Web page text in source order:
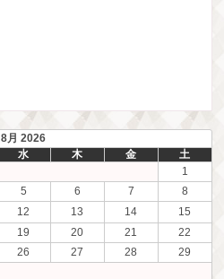
8月 2026
水 木 金 土
1
5 6 7
8
12 13 14
15
19 20 21
22
26 27 28
29